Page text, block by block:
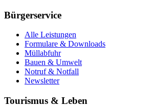
Bürgerservice
Alle Leistungen
Formulare & Downloads
Müllabfuhr
Bauen & Umwelt
Notruf & Notfall
Newsletter
Tourismus & Leben